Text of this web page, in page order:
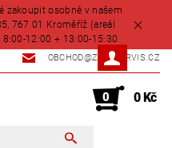
zakoupit osobně v našem
767 01 Kroměříž (areál
12:00 + 13:00-15:30
OBCHOD@ZEUSSERVIS.CZ
0 0 Kč